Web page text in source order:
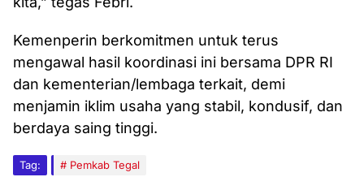
Kemenperin berkomitmen untuk terus
mengawal hasil koordinasi ini bersama DPR RI
dan kementerian/lembaga terkait, demi
menjamin iklim usaha yang stabil, kondusif, dan
berdaya saing tinggi.
Tag: Pemkab Tegal